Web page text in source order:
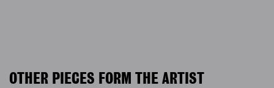
OTHER PIECES FORM THE ARTIST